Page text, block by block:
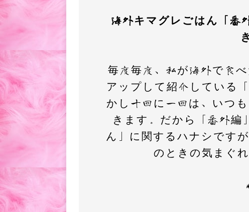
t
r
e
海外キマグレごはん「番
毎度毎度、私が海外で食
アップして紹介している
かし十回に一回は、いつ
きます。だから「番外編
ん」に関するハナシです
のときの気まぐ